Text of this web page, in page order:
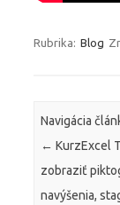
Rubrika: Blog
Navigácia
← KurzExcel
zobraziť
navýšenia,